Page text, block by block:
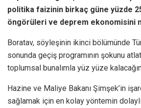
politika faizinin birkaç güne yüzde
öngörüleri ve deprem ekonomisini
Boratav, söyleşinin ikinci bölümünde
sonunda geçiş programının şokunu
toplumsal bunalımla yüz yüze
Hazine ve Maliye Bakanı Şimşek’in
sağlamak için en kolay yöntemin